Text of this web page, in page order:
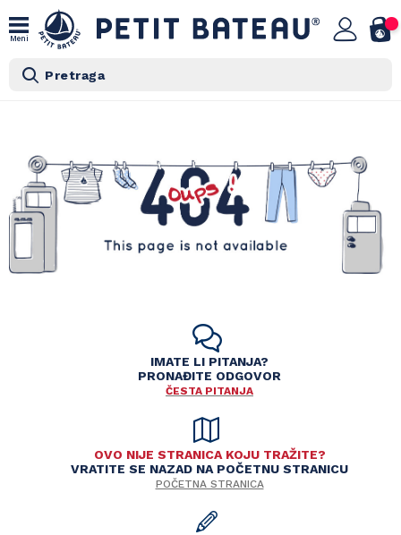
Meni
Pretraga
IMATE LI PITANJA?
PRONAĐITE ODGOVOR
ČESTA PITANJA
OVO NIJE STRANICA KOJU TRAŽITE?
VRATITE SE NAZAD NA POČETNU STRANICU
POČETNA STRANICA